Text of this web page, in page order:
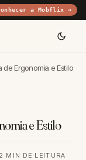
a Mobflix →
de Ergonomia e Estilo
e Estilo
MIN DE LEITURA